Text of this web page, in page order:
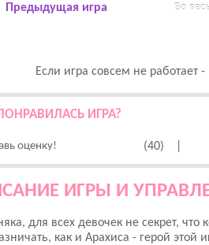
Предыдущая игра Во
Если игра совсем не работает
ИГРА?
оценку! (40)
ИГРЫ И
для всех девочек не секрет,
как и Арахиса - герой